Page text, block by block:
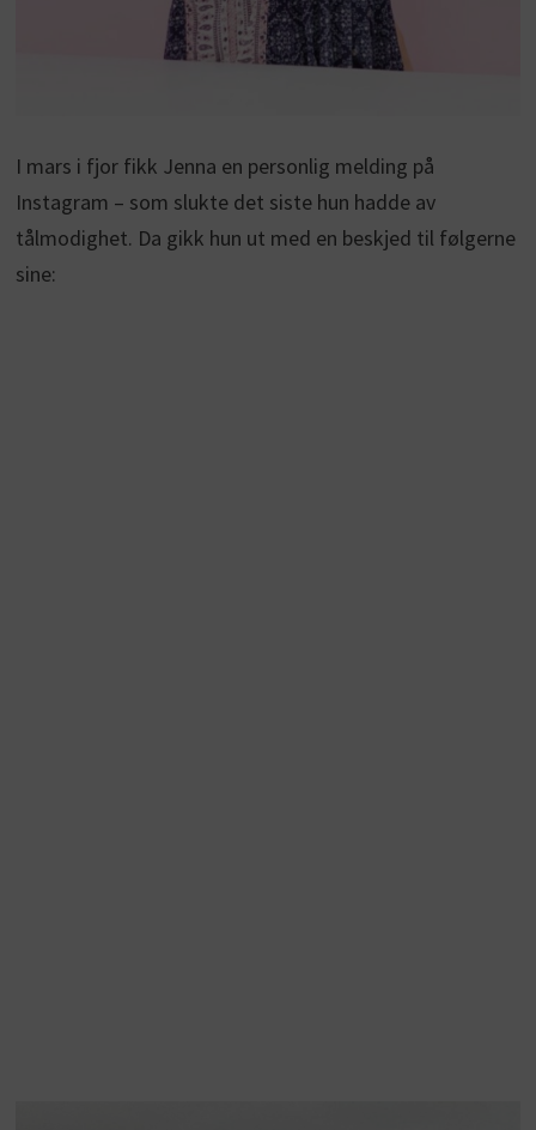
I mars i fjor fikk Jenna en personlig melding på
Instagram – som slukte det siste hun hadde av
tålmodighet. Da gikk hun ut med en beskjed til følgerne
sine: